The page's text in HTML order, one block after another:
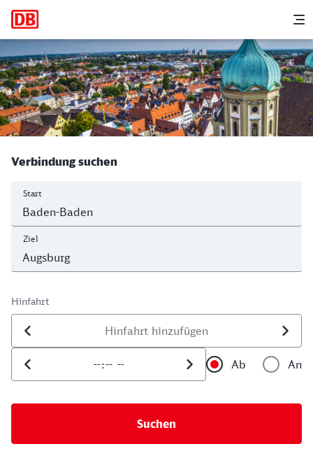
Hauptnavigation
Baden-Baden - Augsburg Hbf
Verbindung suchen
Start
Ziel
Hinfahrt
Datum der Hinfahrt
Uhrzeit der Hinfahrt
Ab
An